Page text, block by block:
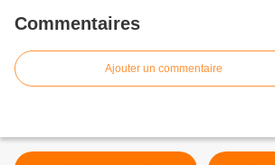
Commentaires
Ajouter un commentaire